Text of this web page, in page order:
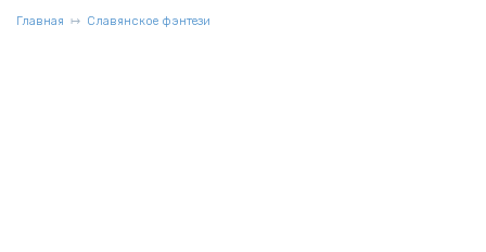
Главная Славянское фэнтези